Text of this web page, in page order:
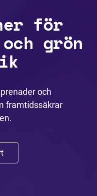
för
grön
och
framtidssäkrar